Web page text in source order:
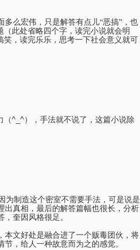
么宏伟，只是解答有点儿“恶搞”，也
（此处省略四个字，读完小说就会明
笑，读完乐乐，思考一下社会意义就可
（^_^），手法就不说了，这篇小说除
为制造这个密室不需要手法，可是说是
出真相，最后的解答篇幅也很长，分析
奎因风格很足。
本文好处是融合进了一个贩毒团伙，将
，给人一种故意而为之的感觉。